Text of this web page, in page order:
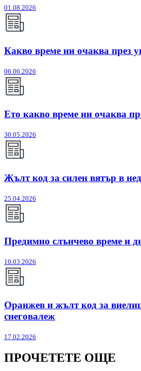
01.08.2026
Какво време ни очаква през
06.06.2026
Ето какво време ни очаква
30.05.2026
Жълт код за силен вятър в
25.04.2026
Предимно слънчево време и
10.03.2026
Оранжев и жълт код за
снеговалеж
17.02.2026
ПРОЧЕТЕТЕ ОЩЕ